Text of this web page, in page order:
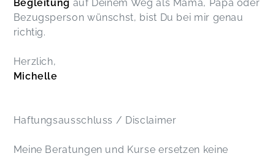
Begleitung auf Deinem Weg als Mama, Papa oder
Bezugsperson wünschst, bist Du bei mir genau
richtig.
Herzlich,
Michelle
Haftungsausschluss / Disclaimer
Meine Beratungen und Kurse ersetzen keine